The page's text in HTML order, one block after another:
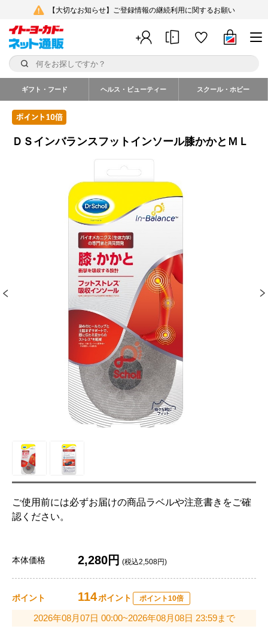
【大切なお知らせ】ご登録情報の継続利用に関するお願い
ギフト・フード ヘルス・ビューティー スクール・ホビー
ＤＳインバランスフットインソール膝かかとＭＬ
ご使用前には必ずお届けの商品ラベルや注意書きをご確
認ください。
本体価格 2,280円 (税込2,508円)
ポイント 114ポイント ポイント10倍
2026年08月07日 00:00~2026年08月08日 23:59まで